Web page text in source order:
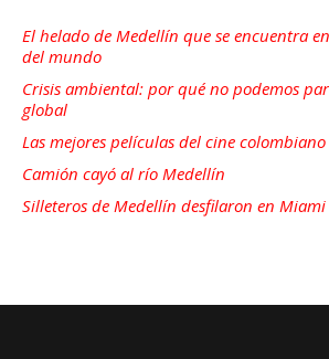
El helado de Medellín que se encuentra
del mundo
Crisis ambiental: por qué no podemos
global
Las mejores películas del cine colombiano
Camión cayó al río Medellín
Silleteros de Medellín desfilaron en Miami